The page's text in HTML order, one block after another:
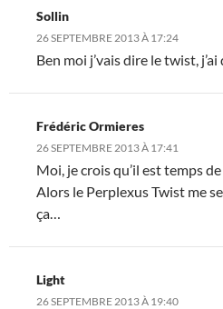
Sollin
26 SEPTEMBRE 2013 À 17:24
Ben moi j’vais dire le twist,
Frédéric Ormieres
26 SEPTEMBRE 2013 À 17:41
Moi, je crois qu’il est temps
Alors le Perplexus Twist me
ça…
Light
26 SEPTEMBRE 2013 À 19:40